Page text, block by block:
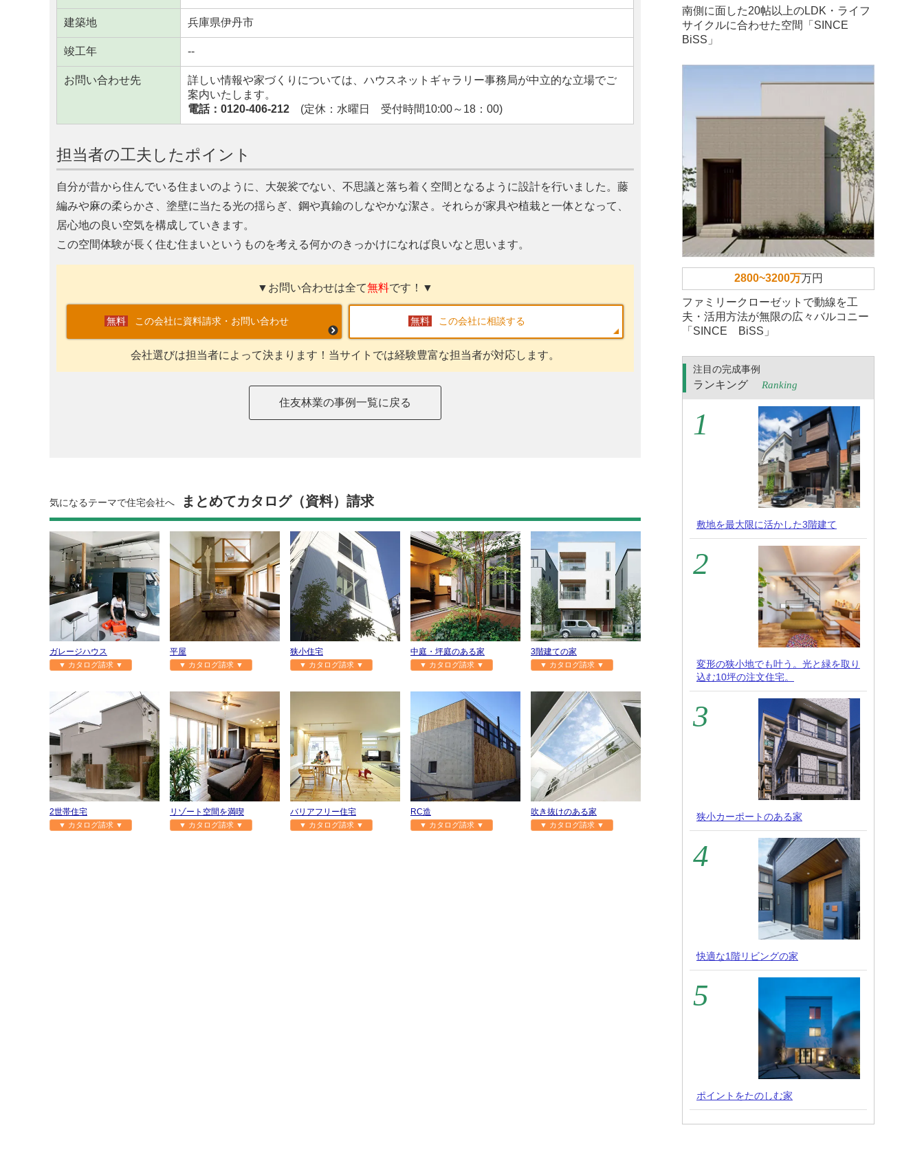
建築地 兵庫県伊丹市
竣工年 --
お問い合わせ先
詳しい情報や家づくりについては、ハウスネットギャラリー事務局が中立的な立場でご
案内いたします。
電話：0120-406-212 (定休：水曜日 受付時間10:00～18：00)
担当者の工夫したポイント
自分が昔から住んでいる住まいのように、大袈裟でない、不思議と落ち着く空間となるように設計を行いました。藤
編みや麻の柔らかさ、塗壁に当たる光の揺らぎ、鋼や真鍮のしなやかな潔さ。それらが家具や植栽と一体となって、
居心地の良い空気を構成していきます。
この空間体験が長く住む住まいというものを考える何かのきっかけになれば良いなと思います。
▼お問い合わせは全て無料です！▼
この会社に資料請求・お問い合わせ この会社に相談する
会社選びは担当者によって決まります！当サイトでは経験豊富な担当者が対応します。
住友林業の事例一覧に戻る
気になるテーマで住宅会社へ まとめてカタログ（資料）請求
ガレージハウス
▼ カタログ請求 ▼
平屋
▼ カタログ請求 ▼
狭小住宅
▼ カタログ請求 ▼
中庭・坪庭のある家
▼ カタログ請求 ▼
3階建ての家
▼ カタログ請求 ▼
2世帯住宅
▼ カタログ請求 ▼
リゾート空間を満喫
▼ カタログ請求 ▼
バリアフリー住宅
▼ カタログ請求 ▼
RC造
▼ カタログ請求 ▼
吹き抜けのある家
▼ カタログ請求 ▼
南側に面した20帖以上のLDK・ライフ
サイクルに合わせた空間「SINCE
BiSS」
2800~3200万万円
ファミリークローゼットで動線を工
夫・活用方法が無限の広々バルコニー
「SINCE BiSS」
注目の完成事例
ランキング Ranking
敷地を最大限に活かした3階建て
変形の狭小地でも叶う。光と緑を取り
込む10坪の注文住宅。
狭小カーポートのある家
快適な1階リビングの家
ポイントをたのしむ家